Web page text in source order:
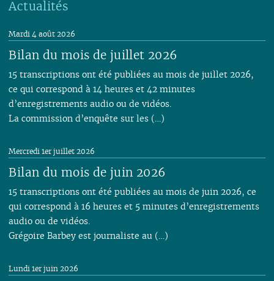
Actualités
Bilan du mois de juillet 2026
Mardi 4 août 2026
15 transcriptions ont été publiées au mois de juillet 2026,
ce qui correspond à 14 heures et 42 minutes
d’enregistrements audio ou de vidéos.
La commission d’enquête sur les (…)
Bilan du mois de juin 2026
Mercredi 1er juillet 2026
15 transcriptions ont été publiées au mois de juin 2026, ce
qui correspond à 16 heures et 5 minutes d’enregistrements
audio ou de vidéos.
Grégoire Barbey est journaliste au (…)
Lundi 1er juin 2026